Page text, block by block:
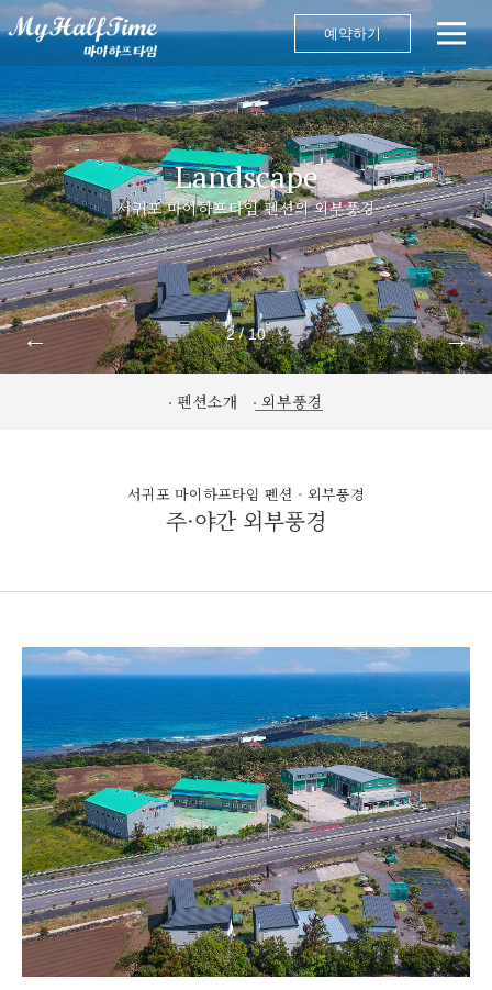
예약하기
Landscape
서귀포 마이하프타임 펜션의 외부풍경
← 2/10 →
펜션소개 외부풍경
서귀포 마이하프타임 펜션 - 외부풍경
주·야간 외부풍경